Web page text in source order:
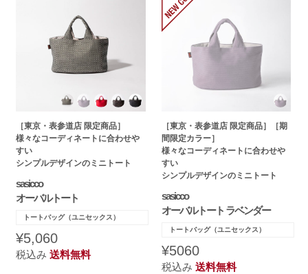
［東京・表参道店 限定商品］
様々なコーディネートに合わせや
すい
シンプルデザインのミニトート
sasicco
オーバルトート
トートバッグ（ユニセックス）
¥5,060
税込み送料無料
［東京・表参道店 限定商品］［期
間限定カラー］
様々なコーディネートに合わせや
すい
シンプルデザインのミニトート
sasicco
オーバルトート ラベンダー
トートバッグ（ユニセックス）
¥5060
税込み送料無料